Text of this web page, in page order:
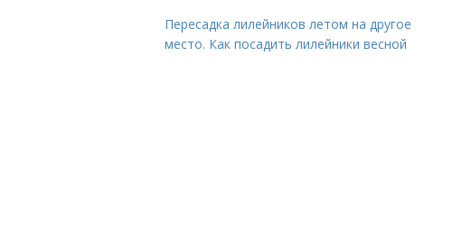
Пересадка лилейников летом на другое
место. Как посадить лилейники весной